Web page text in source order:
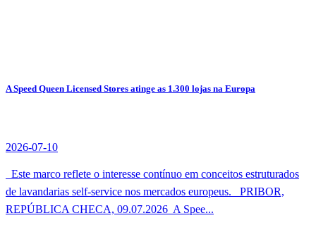
A Speed Queen Licensed Stores atinge as 1.300 lojas na Europa
2026-07-10
Este marco reflete o interesse contínuo em conceitos estruturados
de lavandarias self-service nos mercados europeus. PRIBOR,
REPÚBLICA CHECA, 09.07.2026  A Spee...